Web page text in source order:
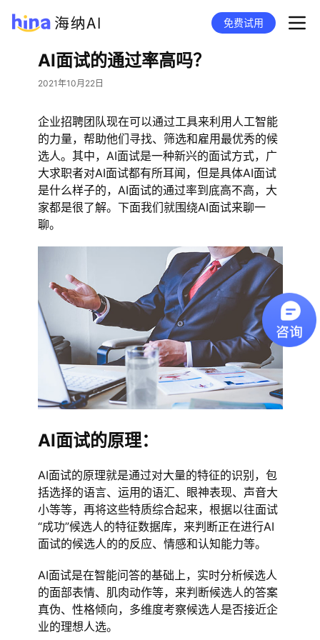
免费试用
AI面试的通过率高吗？
2021年10月22日
企业招聘团队现在可以通过工具来利用人工智能
的力量，帮助他们寻找、筛选和雇用最优秀的候
选人。其中，AI面试是一种新兴的面试方式，广
大求职者对AI面试都有所耳闻，但是具体AI面试
是什么样子的，AI面试的通过率到底高不高，大
家都是很了解。下面我们就围绕AI面试来聊一
聊。
AI面试的原理：
AI面试的原理就是通过对大量的特征的识别，包
括选择的语言、运用的语汇、眼神表现、声音大
小等等，再将这些特质综合起来，根据以往面试
“成功”候选人的特征数据库，来判断正在进行AI
面试的候选人的的反应、情感和认知能力等。
AI面试是在智能问答的基础上，实时分析候选人
的面部表情、肌肉动作等，来判断候选人的答案
真伪、性格倾向，多维度考察候选人是否接近企
业的理想人选。